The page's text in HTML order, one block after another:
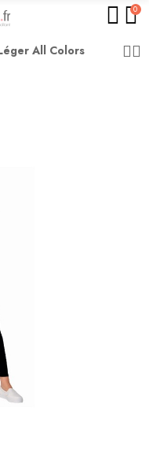
0
All Colors